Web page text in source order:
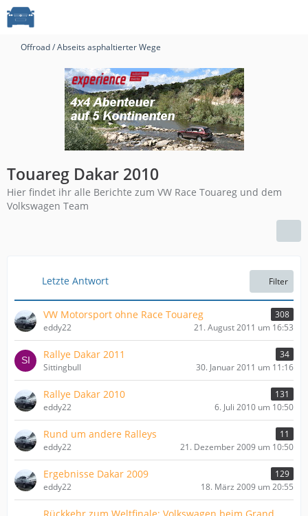
Offroad / Abseits asphaltierter Wege
Touareg Dakar 2010
Hier findet ihr alle Berichte zum VW Race Touareg und dem
Volkswagen Team
Letzte Antwort Filter
VW Motorsport ohne Race Touareg
308
eddy22
21. August 2011 um 16:53
Rallye Dakar 2011
34
Sittingbull
30. Januar 2011 um 11:16
Rallye Dakar 2010
131
eddy22
6. Juli 2010 um 10:50
Rund um andere Ralleys
11
eddy22
21. Dezember 2009 um 10:50
Ergebnisse Dakar 2009
129
eddy22
18. März 2009 um 20:55